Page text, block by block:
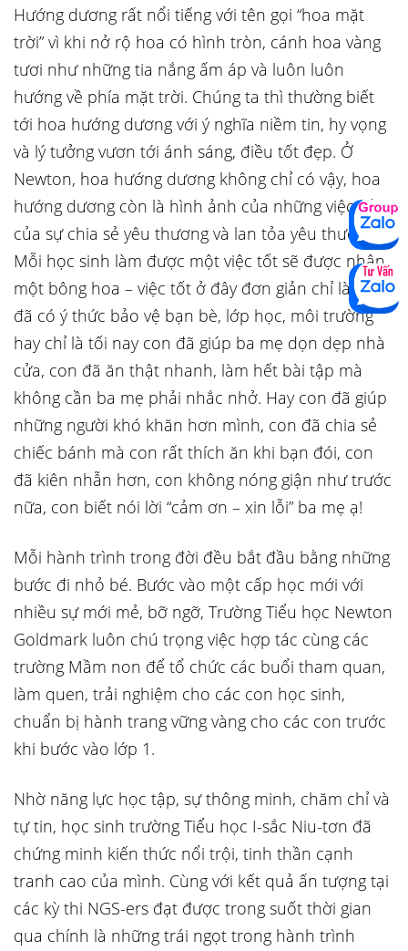
Hướng dương rất nổi tiếng với tên gọi “hoa mặt
trời” vì khi nở rộ hoa có hình tròn, cánh hoa vàng
tươi như những tia nắng ấm áp và luôn luôn
hướng về phía mặt trời. Chúng ta thì thường biết
tới hoa hướng dương với ý nghĩa niềm tin, hy vọng
và lý tưởng vươn tới ánh sáng, điều tốt đẹp. Ở
Newton, hoa hướng dương không chỉ có vậy, hoa
hướng dương còn là hình ảnh của những việc tốt,
của sự chia sẻ yêu thương và lan tỏa yêu thương.
Mỗi học sinh làm được một việc tốt sẽ được nhận
một bông hoa – việc tốt ở đây đơn giản chỉ là con
đã có ý thức bảo vệ bạn bè, lớp học, môi trường
hay chỉ là tối nay con đã giúp ba mẹ dọn dẹp nhà
cửa, con đã ăn thật nhanh, làm hết bài tập mà
không cần ba mẹ phải nhắc nhở. Hay con đã giúp
những người khó khăn hơn mình, con đã chia sẻ
chiếc bánh mà con rất thích ăn khi bạn đói, con
đã kiên nhẫn hơn, con không nóng giận như trước
nữa, con biết nói lời “cảm ơn – xin lỗi” ba mẹ ạ!
Mỗi hành trình trong đời đều bắt đầu bằng những
bước đi nhỏ bé. Bước vào một cấp học mới với
nhiều sự mới mẻ, bỡ ngỡ, Trường Tiểu học Newton
Goldmark luôn chú trọng việc hợp tác cùng các
trường Mầm non để tổ chức các buổi tham quan,
làm quen, trải nghiệm cho các con học sinh,
chuẩn bị hành trang vững vàng cho các con trước
khi bước vào lớp 1.
Nhờ năng lực học tập, sự thông minh, chăm chỉ và
tự tin, học sinh trường Tiểu học I-sắc Niu-tơn đã
chứng minh kiến thức nổi trội, tinh thần cạnh
tranh cao của mình. Cùng với kết quả ấn tượng tại
các kỳ thi NGS-ers đạt được trong suốt thời gian
qua chính là những trái ngọt trong hành trình